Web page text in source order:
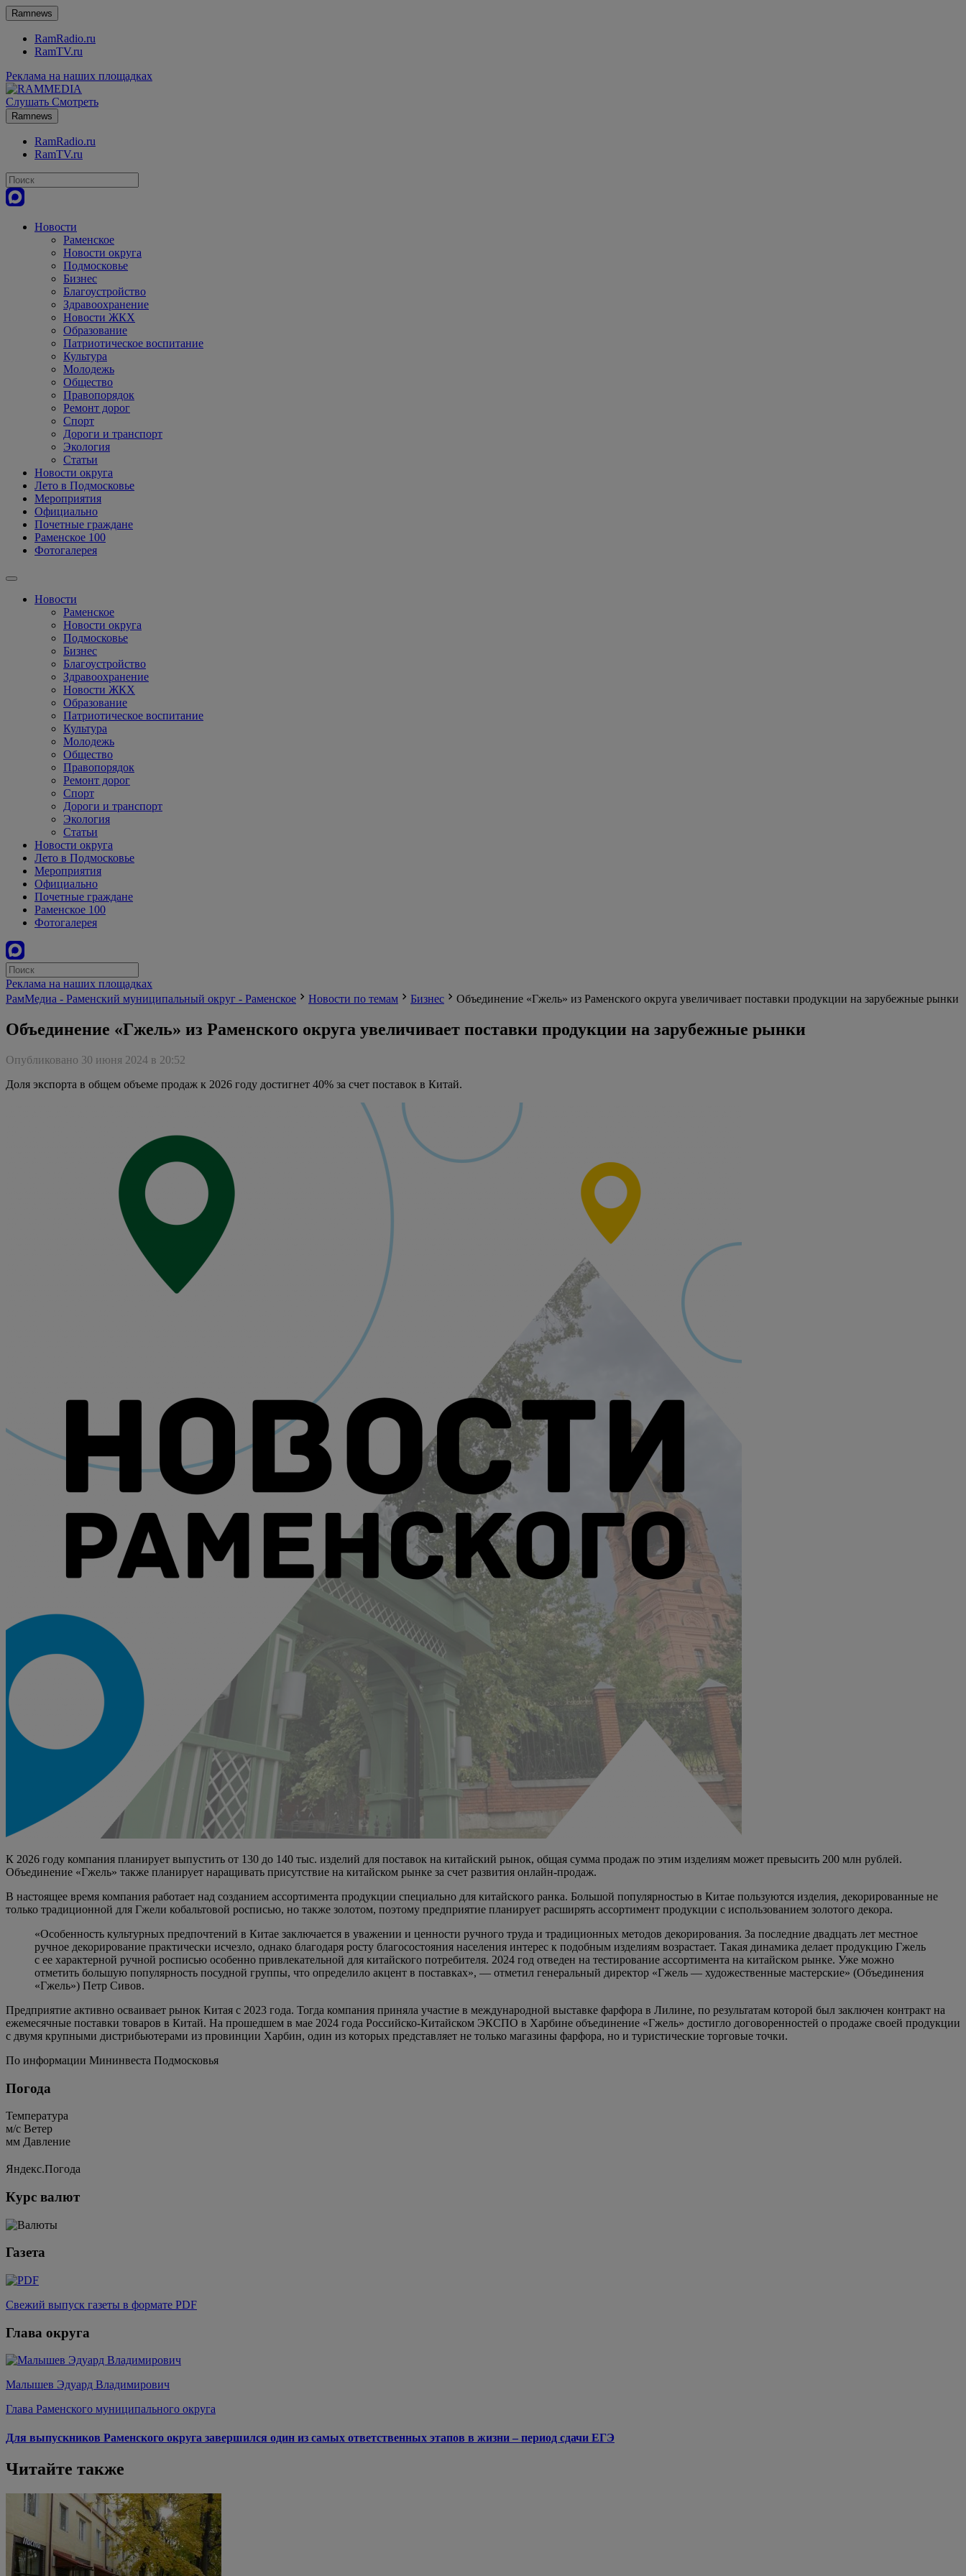
Ramnews
RamRadio.ru
RamTV.ru
Реклама на наших площадках
Слушать Смотреть
Ramnews
RamRadio.ru
RamTV.ru
Новости
Раменское
Новости округа
Подмосковье
Бизнес
Благоустройство
Здравоохранение
Новости ЖКХ
Образование
Патриотическое воспитание
Культура
Молодежь
Общество
Правопорядок
Ремонт дорог
Спорт
Дороги и транспорт
Экология
Статьи
Новости округа
Лето в Подмосковье
Мероприятия
Официально
Почетные граждане
Раменское 100
Фотогалерея
Новости
Раменское
Новости округа
Подмосковье
Бизнес
Благоустройство
Здравоохранение
Новости ЖКХ
Образование
Патриотическое воспитание
Культура
Молодежь
Общество
Правопорядок
Ремонт дорог
Спорт
Дороги и транспорт
Экология
Статьи
Новости округа
Лето в Подмосковье
Мероприятия
Официально
Почетные граждане
Раменское 100
Фотогалерея
Реклама на наших площадках
РамМедиа - Раменский муниципальный округ - Раменское
Новости по темам Бизнес Объединение «Гжель» из Раменского округа увеличивает поставки продукции на зарубежные рынки
Объединение «Гжель» из Раменского округа увеличивает поставки продукции на зарубежные рынки
Опубликовано 30 июня 2024 в 20:52
Доля экспорта в общем объеме продаж к 2026 году достигнет 40% за счет поставок в Китай.
К 2026 году компания планирует выпустить от 130 до 140 тыс. изделий для поставок на китайский рынок, общая сумма продаж по этим изделиям может превысить 200 млн рублей.
Объединение «Гжель» также планирует наращивать присутствие на китайском рынке за счет развития онлайн-продаж.
В настоящее время компания работает над созданием ассортимента продукции специально для китайского ранка. Большой популярностью в Китае пользуются изделия, декорированные не
только традиционной для Гжели кобальтовой росписью, но также золотом, поэтому предприятие планирует расширять ассортимент продукции с использованием золотого декора.
«Особенность культурных предпочтений в Китае заключается в уважении и ценности ручного труда и традиционных методов декорирования. За последние двадцать лет местное
ручное декорирование практически исчезло, однако благодаря росту благосостояния населения интерес к подобным изделиям возрастает. Такая динамика делает продукцию Гжель
с ее характерной ручной росписью особенно привлекательной для китайского потребителя. 2024 год отведен на тестирование ассортимента на китайском рынке. Уже можно
отметить большую популярность посудной группы, что определило акцент в поставках», — отметил генеральный директор «Гжель — художественные мастерские» (Объединения
«Гжель») Петр Сивов.
Предприятие активно осваивает рынок Китая с 2023 года. Тогда компания приняла участие в международной выставке фарфора в Лилине, по результатам которой был заключен контракт на
ежемесячные поставки товаров в Китай. На прошедшем в мае 2024 года Российско-Китайском ЭКСПО в Харбине объединение «Гжель» достигло договоренностей о продаже своей продукции
с двумя крупными дистрибьютерами из провинции Харбин, один из которых представляет не только магазины фарфора, но и туристические торговые точки.
По информации Мининвеста Подмосковья
Погода
Температура
м/c Ветер
мм Давление
Яндекс.Погода
Курс валют
Газета
Свежий выпуск газеты в формате PDF
Глава округа
Малышев Эдуард Владимирович
Глава Раменского муниципального округа
Для выпускников Раменского округа завершился один из самых ответственных этапов в жизни – период сдачи ЕГЭ
Читайте также